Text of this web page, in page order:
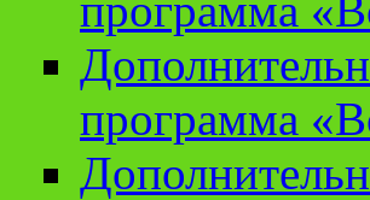
программа